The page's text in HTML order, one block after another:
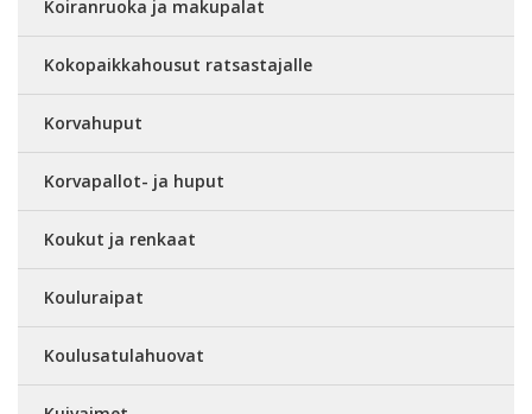
Koiranruoka ja makupalat
Kokopaikkahousut ratsastajalle
Korvahuput
Korvapallot- ja huput
Koukut ja renkaat
Kouluraipat
Koulusatulahuovat